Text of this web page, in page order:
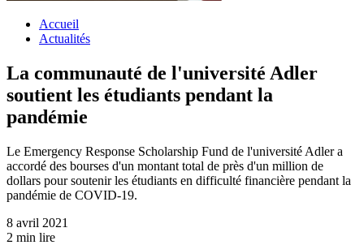
Accueil
Actualités
La communauté de l'université Adler
soutient les étudiants pendant la
pandémie
Le Emergency Response Scholarship Fund de l'université Adler a
accordé des bourses d'un montant total de près d'un million de
dollars pour soutenir les étudiants en difficulté financière pendant la
pandémie de COVID-19.
8 avril 2021
2 min lire